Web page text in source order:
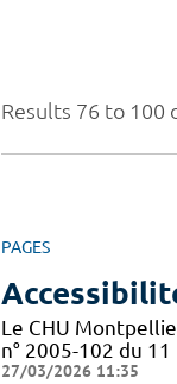
Results 76 to 100
PAGES
Le CHU
n° 2005-102 du
27/03/2026 11:35